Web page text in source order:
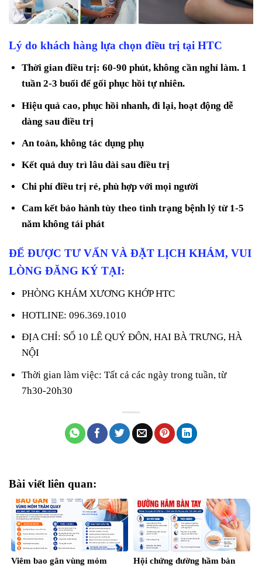
Lý do khách hàng lựa chọn điều trị tại HTC
Thời gian điều trị: 60-90 phút, không cần nghỉ làm. 1
tuần 2-3 buổi để gối phục hồi tự nhiên.
Hiệu quả cao, phục hồi nhanh, đi lại, hoạt động dễ
dàng sau điều trị
An toàn, không tác dụng phụ
Kết quả duy trì lâu dài sau điều trị
Chi phí điều trị rẻ, phù hợp với mọi người
Cam kết bảo hành tùy theo tình trạng bệnh lý từ 1-5
năm không tái phát
ĐỂ ĐƯỢC TƯ VẤN VÀ ĐẶT LỊCH KHÁM, VUI
LÒNG ĐĂNG KÝ TẠI:
PHÒNG KHÁM XƯƠNG KHỚP HTC
HOTLINE: 096.369.1010
ĐỊA CHỈ: SỐ 10 LÊ QUÝ ĐÔN, HAI BÀ TRƯNG, HÀ
NỘI
Thời gian làm việc: Tất cả các ngày trong tuần, từ
7h30-20h30
Bài viết liên quan:
Viêm bao gân vùng mỏm
Hội chứng đường hầm bàn